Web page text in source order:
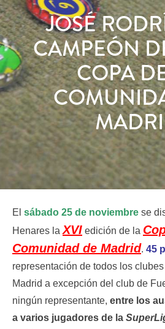
JOSÉ
CAMPEÓN
COPA
El sábado 25 de noviembre se
Henares la XVI edición de la
Comunidad de Madrid. 45
representación de todos los
Madrid a excepción del club de
ningún representante, entre los
a varios jugadores de la